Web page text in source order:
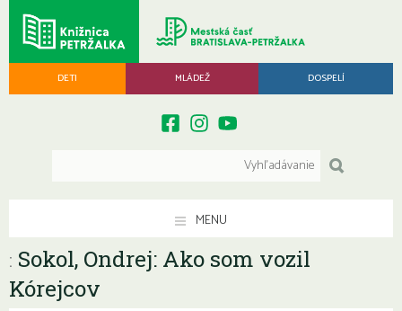
DETI MLÁDEŽ DOSPELÍ
MENU
: Sokol, Ondrej: Ako som vozil
Kórejcov